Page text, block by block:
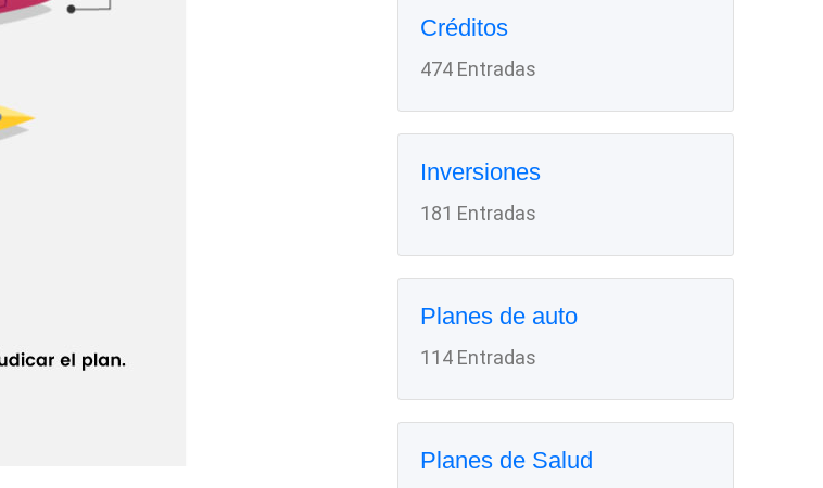
Créditos
474 Entradas
Inversiones
181 Entradas
Planes de auto
114 Entradas
Planes de Salud